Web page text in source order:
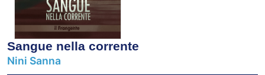
Sangue nella corrente
Nini Sanna